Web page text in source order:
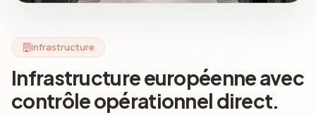
Infrastructure
Infrastructure européenne avec
contrôle opérationnel direct.